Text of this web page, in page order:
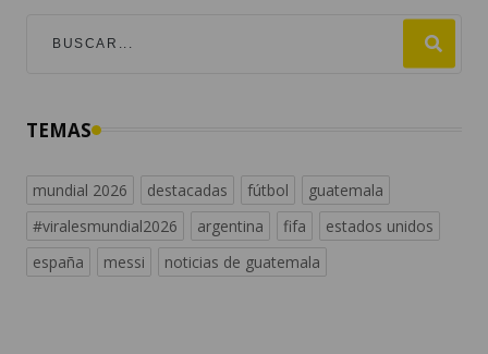
mundial 2026
españa
messi noticias de guatemala